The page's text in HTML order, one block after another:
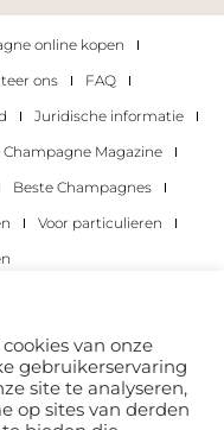
online kopen
ons
FAQ
Juridische informatie
Champagne Magazine
Beste Champagnes
Voor particulieren
voorbehouden.
van onze
gebruikerservaring
site te analyseren,
op sites van derden